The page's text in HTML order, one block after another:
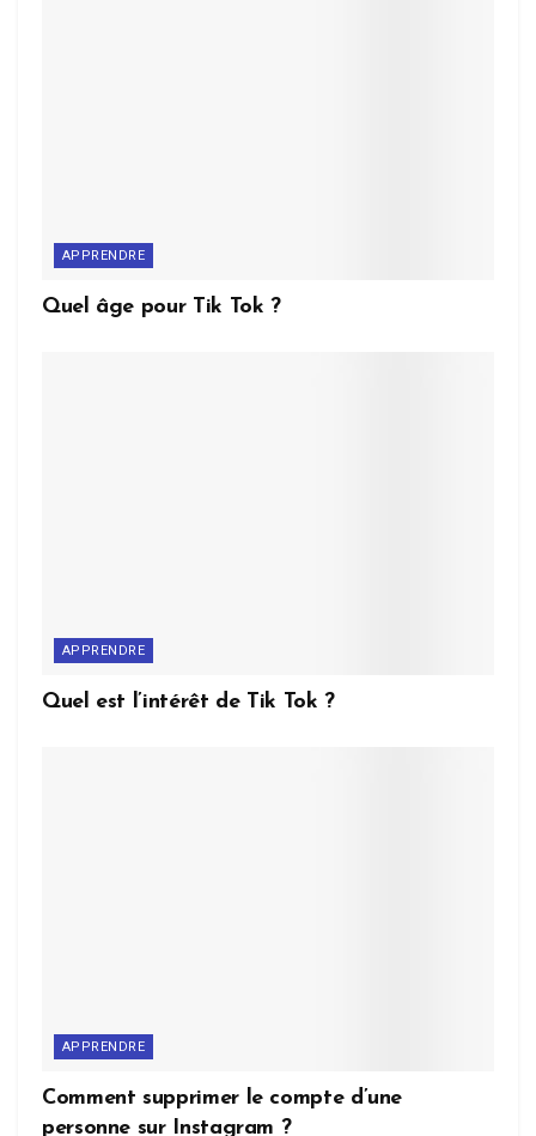
APPRENDRE
Quel âge pour Tik Tok ?
APPRENDRE
Quel est l’intérêt de Tik Tok ?
APPRENDRE
Comment supprimer le compte d’une
personne sur Instagram ?